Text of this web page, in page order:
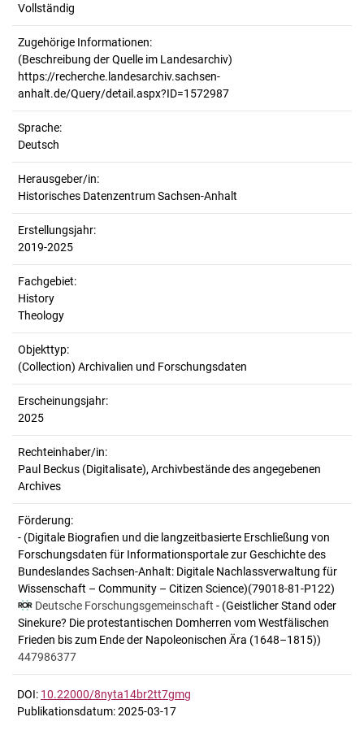
Vollständig
Zugehörige Informationen:
(Beschreibung der Quelle im Landesarchiv)
https://recherche.landesarchiv.sachsen-
anhalt.de/Query/detail.aspx?ID=1572987
Sprache:
Deutsch
Herausgeber/in:
Historisches Datenzentrum Sachsen-Anhalt
Erstellungsjahr:
2019-2025
Fachgebiet:
History
Theology
Objekttyp:
(Collection) Archivalien und Forschungsdaten
Erscheinungsjahr:
2025
Rechteinhaber/in:
Paul Beckus (Digitalisate), Archivbestände des angegebenen
Archives
Förderung:
- (Digitale Biografien und die langzeitbasierte Erschließung von
Forschungsdaten für Informationsportale zur Geschichte des
Bundeslandes Sachsen-Anhalt: Digitale Nachlassverwaltung für
Wissenschaft – Community – Citizen Science)(79018-81-P122)
Deutsche Forschungsgemeinschaft - (Geistlicher Stand oder
Sinekure? Die protestantischen Domherren vom Westfälischen
Frieden bis zum Ende der Napoleonischen Ära (1648–1815))
447986377
DOI: 10.22000/8nyta14br2tt7gmg
Publikationsdatum: 2025-03-17